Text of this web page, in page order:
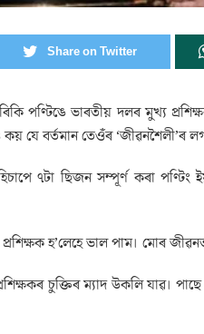
Share on Twitter
পণ্টিঙে ভাৰতীয় দলৰ মুখ্য
যে বৰ্তমান তেওঁৰ ‘জীৱনশৈলী’ৰ
৭টা ছিজন সম্পূৰ্ণ কৰা পণ্টিং
প্ৰশিক্ষক হ’লেহে ভাল পাম। মোৰ
চুক্তিৰ ম্যাদ উকলি